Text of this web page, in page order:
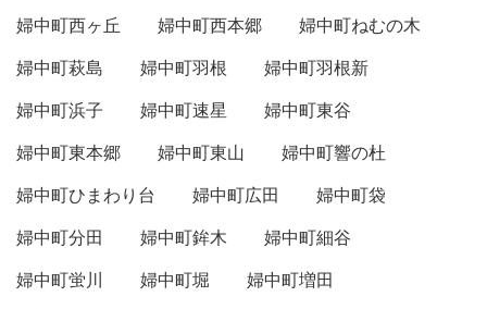
婦中町西ヶ丘
婦中町西本郷
婦中町ねむの木
婦中町萩島
婦中町羽根
婦中町羽根新
婦中町浜子
婦中町速星
婦中町東谷
婦中町東本郷
婦中町東山
婦中町響の杜
婦中町ひまわり台
婦中町広田
婦中町袋
婦中町分田
婦中町鉾木
婦中町細谷
婦中町蛍川
婦中町堀
婦中町増田